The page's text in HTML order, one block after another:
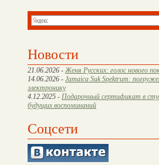
Новости
21.06.2026 - Женя Русских: голос нового
14.06.2026 - Jamaica Suk Spektrum:
электронику
4.12.2025 - Подарочный сертификат в
будущих воспоминаний
Соцсети